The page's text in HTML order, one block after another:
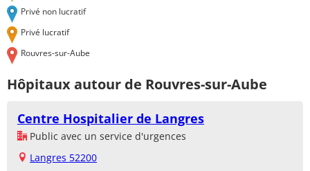
Privé non lucratif
Privé lucratif
Rouvres-sur-Aube
Hôpitaux autour de Rouvres-sur-Aube
Centre Hospitalier de Langres
Public avec un service d'urgences
Langres 52200